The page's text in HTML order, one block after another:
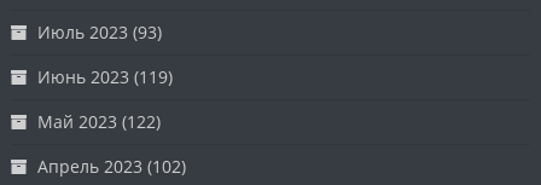
Июль 2023 (93)
Июнь 2023 (119)
Май 2023 (122)
Апрель 2023 (102)